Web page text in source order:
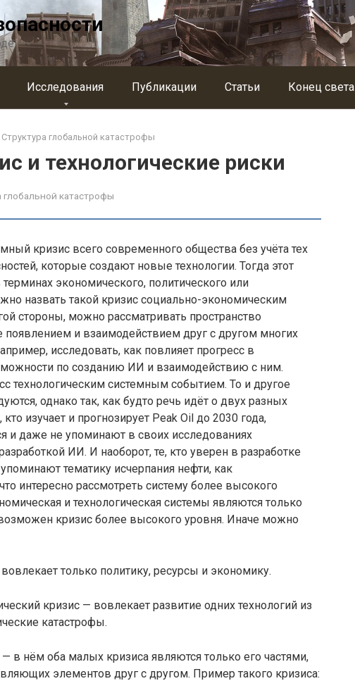
Исследования Публикации Статьи Конец света
Структура глобальной катастрофы
и технологические риски
глобальной катастрофы
кризис всего современного общества без учёта тех
которые создают новые технологии. Тогда этот
экономического, политического или
назвать такой кризис социально-экономическим
стороны, можно рассматривать пространство
и взаимодействием друг с другом многих
исследовать, как повлияет прогресс в
по созданию ИИ и взаимодействию с ним.
технологическим системным событием. То и другое
однако так, как будто речь идёт о двух разных
изучает и прогнозирует Peak Oil до 2030 года,
и даже не упоминают в своих исследованиях
ИИ. И наоборот, те, кто уверен в разработке
тематику исчерпания нефти, как
интересно рассмотреть систему более высокого
и технологическая системы являются только
кризис более высокого уровня. Иначе можно
только политику, ресурсы и экономику.
кризис — вовлекает развитие одних технологий из
катастрофы.
в нём оба малых кризиса являются только его частями,
элементов друг с другом. Пример такого кризиса: